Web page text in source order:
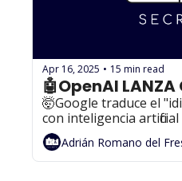
Apr 16, 2025 • 15 min read
🤖OpenAI LANZA
🤯Google traduce el
con inteligencia artificial
Adrián Romano del